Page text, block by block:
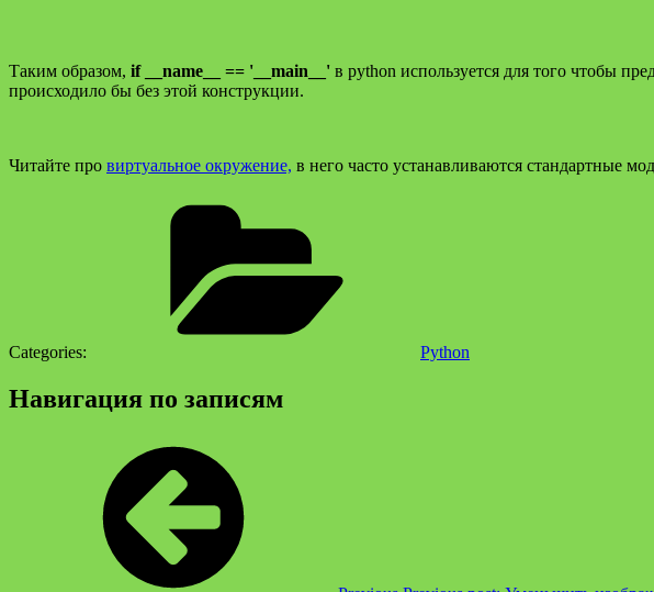
Таким образом, if __name__ == '__main__' в python используется для того чтобы
происходило бы без этой конструкции.
Читайте про виртуальное окружение, в него часто устанавливаются стандартные
Categories: Python
Навигация по записям